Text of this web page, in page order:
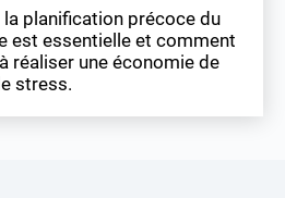
planification précoce du
est essentielle et comment
réaliser une économie de
stress.